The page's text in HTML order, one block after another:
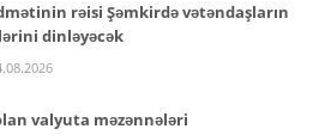
rəisi Şəmkirdə vətəndaşların
dinləyəcək
valyuta məzənnələri